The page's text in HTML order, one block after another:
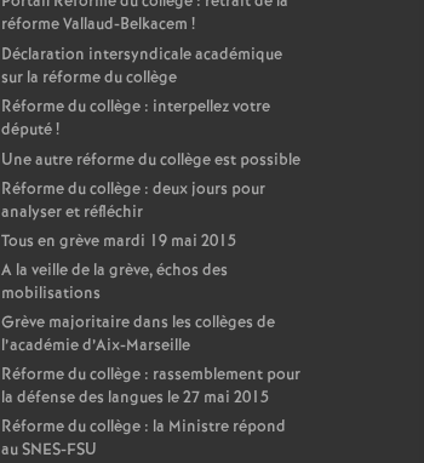
réforme Vallaud-Belkacem !
Déclaration intersyndicale académique
sur la réforme du collège
Réforme du collège : interpellez votre
député!
Une autre réforme du collège est possible
Réforme du collège : deux jours pour
analyser et réfléchir
Tous en grève mardi 19 mai 2015
A la veille de la grève, échos des
mobilisations
Grève majoritaire dans les collèges de
l’académie d’Aix-Marseille
Réforme du collège : rassemblement pour
la défense des langues le 27 mai 2015
Réforme du collège : la Ministre répond
au SNES-FSU